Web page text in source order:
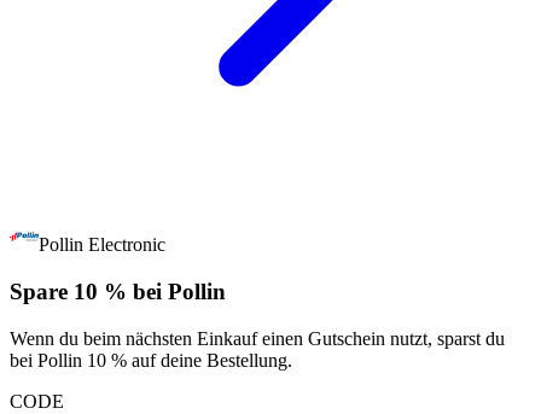
Pollin Electronic
Spare 10 % bei Pollin
Wenn du beim nächsten Einkauf einen Gutschein nutzt, sparst du
bei Pollin 10 % auf deine Bestellung.
CODE